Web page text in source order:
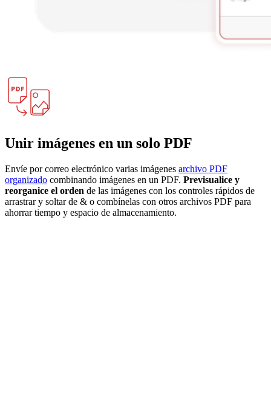
Unir imágenes en un solo PDF
Envíe por correo electrónico varias imágenes archivo PDF
organizado combinando imágenes en un PDF. Previsualice y
reorganice el orden de las imágenes con los controles rápidos de
arrastrar y soltar de & o combínelas con otros archivos PDF para
ahorrar tiempo y espacio de almacenamiento.